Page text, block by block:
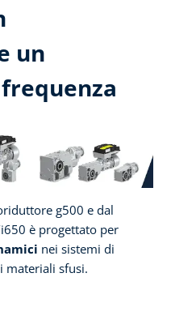
un
g500 e dal
è progettato per
nei sistemi di
materiali sfusi.